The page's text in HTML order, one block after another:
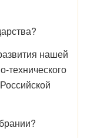
нашей
технического